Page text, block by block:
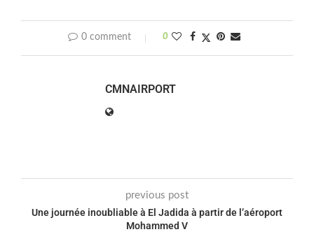
0 comment 0
CMNAIRPORT
previous post
Une journée inoubliable à El Jadida à partir de l’aéroport
Mohammed V